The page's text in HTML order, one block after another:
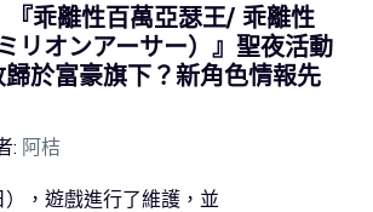
『乖離性百萬亞瑟王/ 乖離性
リオンアーサー）』聖夜活動
於富豪旗下？新角色情報先
: 阿桔
，遊戲進行了維護，並